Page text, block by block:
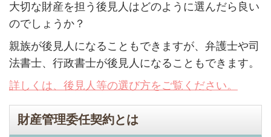
大切な財産を担う後見人はどのように選んだら良い
のでしょうか？
親族が後見人になることもできますが、弁護士や司
法書士、行政書士が後見人になることもできます。
詳しくは、後見人等の選び方をご覧ください。
財産管理委任契約とは